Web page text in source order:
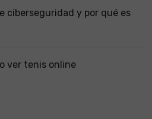
ciberseguridad y por qué es
ver tenis online